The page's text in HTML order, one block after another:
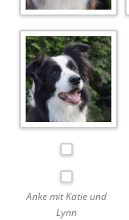
Anke mit Katie und
Lynn